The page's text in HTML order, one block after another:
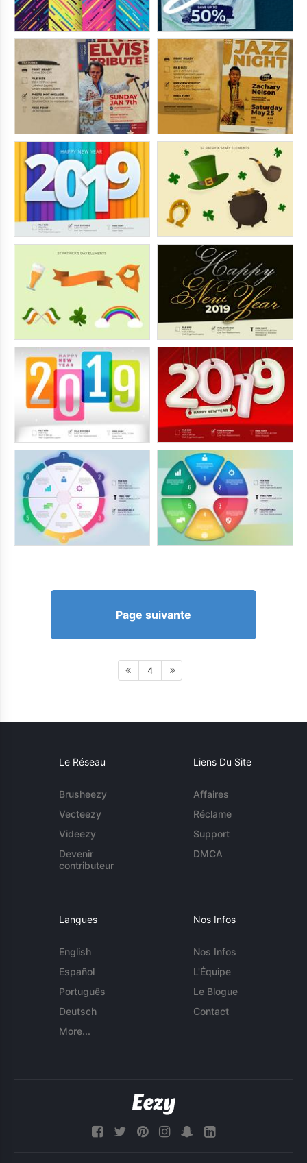
Page suivante
4
Le Réseau
Brusheezy
Vecteezy
Videezy
Devenir
contributeur
Liens Du Site
Affaires
Réclame
Support
DMCA
Langues
English
Español
Português
Deutsch
More...
Nos Infos
Nos Infos
L'Équipe
Le Blogue
Contact